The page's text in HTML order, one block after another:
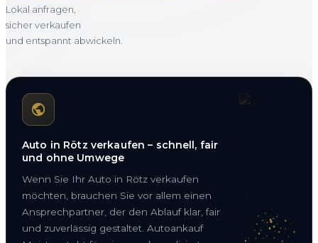
Lokal anfragen,
sicher verkaufen
und entspannt abwickeln.
Auto in Rötz verkaufen – schnell, fair
und ohne Umwege
Wenn Sie Ihr Auto in Rötz verkaufen
möchten, brauchen Sie vor allem einen
Ansprechpartner, der den Ablauf klar, fair
und zuverlässig gestaltet. Autoankauf